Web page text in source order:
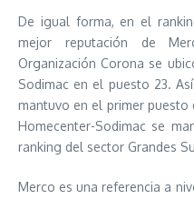
De igual forma, en el
mejor reputación de
Organización Corona se
Sodimac en el puesto 23.
mantuvo en el primer
Homecenter-Sodimac se
ranking del sector Grandes
Merco es una referencia a